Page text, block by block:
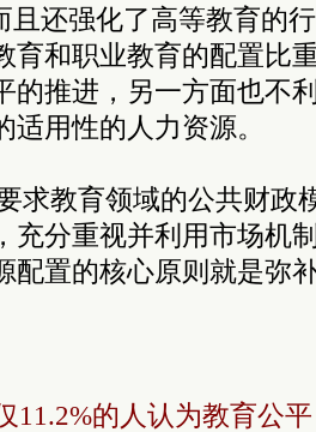
且还强化了高等教育的
育和职业教育的配置比
的推进，另一方面也不
用性的人力资源。
求教育领域的公共财政
充分重视并利用市场机
配置的核心原则就是弥
11.2%的人认为教育公平